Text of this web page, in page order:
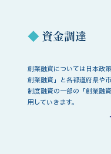
◆ 資金調達
創業融資については日本政
創業融資」と各都道府県や
制度融資の一部の「創業融
用していきます。